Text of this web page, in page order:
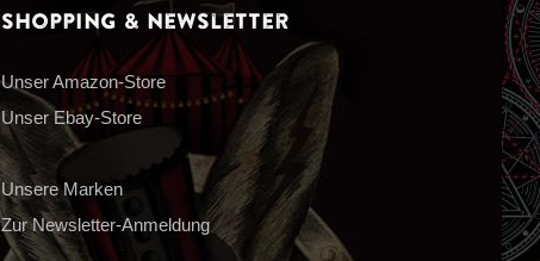
Shopping & Newsletter
Unser Amazon-Store
Unser Ebay-Store
Unsere Marken
Zur Newsletter-Anmeldung